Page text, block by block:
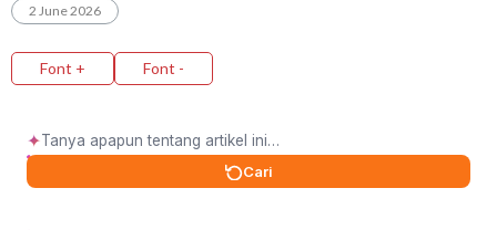
2 June 2026
Font + Font -
✦
Cari